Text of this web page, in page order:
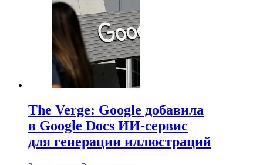
The Verge: Google добавила
в Google Docs ИИ-сервис
для генерации иллюстраций